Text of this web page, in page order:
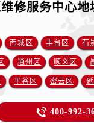
修服务中心地
西城区 丰台区 石
通州区 顺义区
平谷区 密云区
 400-992-